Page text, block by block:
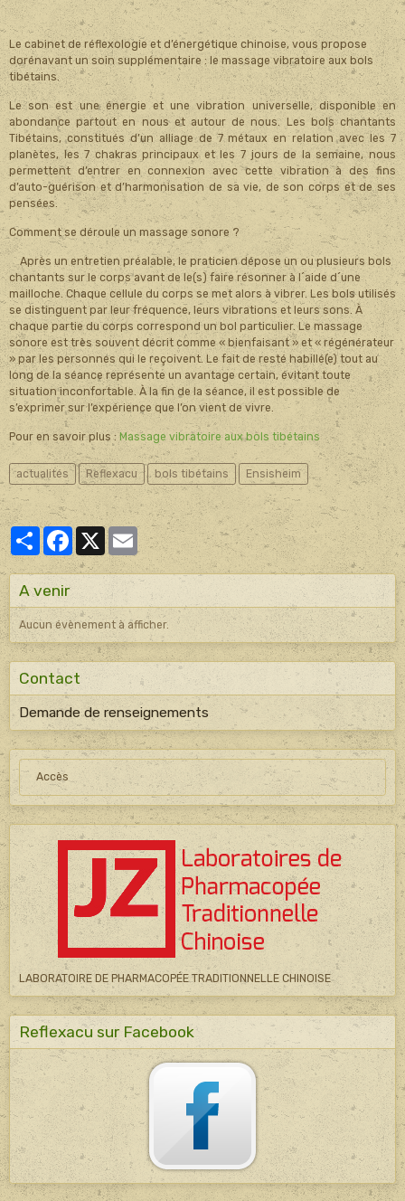
Le cabinet de réflexologie et d’énergétique chinoise, vous propose
dorénavant un soin supplémentaire : le massage vibratoire aux bols
tibétains.
Le son est une énergie et une vibration universelle, disponible en
abondance partout en nous et autour de nous. Les bols chantants
Tibétains, constitués d’un alliage de 7 métaux en relation avec les 7
planètes, les 7 chakras principaux et les 7 jours de la semaine, nous
permettent d’entrer en connexion avec cette vibration à des fins
d’auto-guérison et d’harmonisation de sa vie, de son corps et de ses
pensées.
Comment se déroule un massage sonore ?
Après un entretien préalable, le praticien dépose un ou plusieurs bols
chantants sur le corps avant de le(s) faire résonner à l´aide d´une
mailloche. Chaque cellule du corps se met alors à vibrer. Les bols utilisés
se distinguent par leur fréquence, leurs vibrations et leurs sons. À
chaque partie du corps correspond un bol particulier. Le massage
sonore est très souvent décrit comme « bienfaisant » et « régénérateur
» par les personnes qui le reçoivent. Le fait de resté habillé(e) tout au
long de la séance représente un avantage certain, évitant toute
situation inconfortable. À la fin de la séance, il est possible de
s’exprimer sur l’expérience que l’on vient de vivre.
Pour en savoir plus :Massage vibratoire aux bols tibétains
actualités Reflexacu bols tibétains Ensisheim
PartagerFacebook
X Email
A venir
Aucun évènement à afficher.
Contact
Demande de renseignements
Accès
LABORATOIRE DE PHARMACOPÉE TRADITIONNELLE CHINOISE
Reflexacu sur Facebook